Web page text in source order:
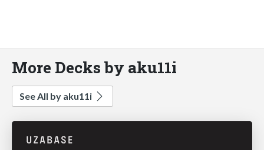
More Decks by aku11i
See All by aku11i